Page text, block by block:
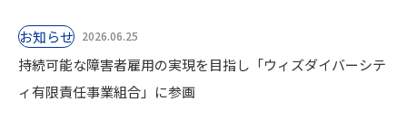
お知らせ 2026.06.25
持続可能な障害者雇用の実現を目指し「ウィズダイバーシテ
ィ有限責任事業組合」に参画